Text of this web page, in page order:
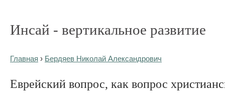
Инсай - вертикальное развитие
Главная › Бердяев Николай Александрович
Еврейский вопрос, как вопрос